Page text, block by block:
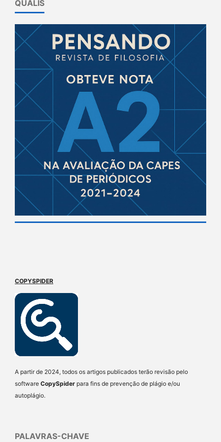
QUALIS
COPYSPIDER
A partir de 2024, todos os artigos publicados terão revisão pelo
software CopySpider para fins de prevenção de plágio e/ou
autoplágio.
PALAVRAS-CHAVE